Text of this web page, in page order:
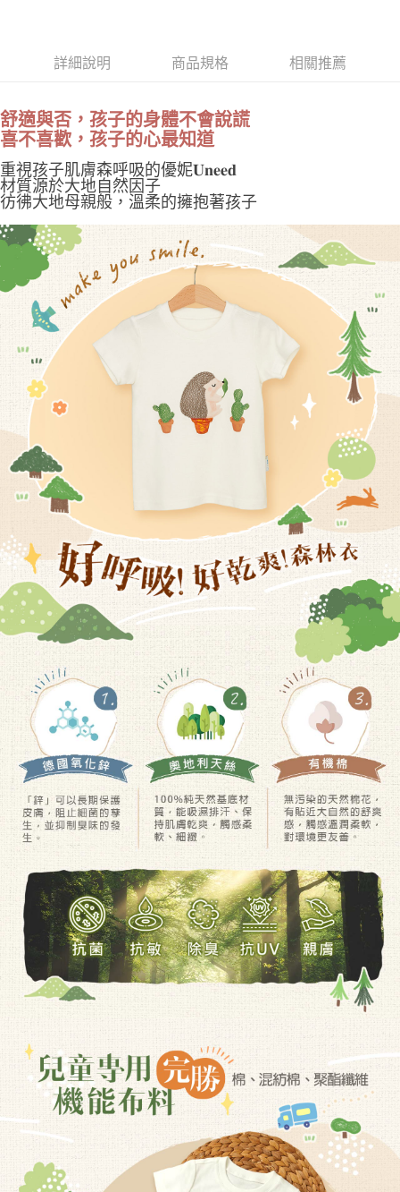
ATM／網路銀行／等多元方式進行付款，方視為交易完成。
後付繳納相關費用。
※ 交易是否成功請以「AFTEE先享後付 」之結帳頁面顯示為準，若有關於
是否繳費成功／繳費後需取消欲退款等相關疑問，請聯繫「AFTEE先享後付
客戶支援中心」https://netprotections.freshdesk.com/support/home
【注意事項】
１．透過由恩沛科技股份有限公司提供之「AFTEE先享後付」服務完成之交
易，需依本服務之必要範圍內提供個人資料，並將交易相關給付款項請求債
權轉讓予恩沛科技股份有限公司。
２．關於個人資料處理事宜，請瀏覽以下網址：
https://aftee.tw/terms/#terms3
３．未成年的使用者請事先徵得法定代理人或監護人之同意方可使用
「AFTEE先享後付」，若未經同意申辦者引起之損失，本公司不負相關責
任。
４．使用「AFTEE先享後付」時，將依據個別帳號之用戶狀況，依本公司即
時審查核予不同之上限額度；若仍有額度不足之情形，本公司將視審查結果
請求用戶進行身份認證。
５．嚴禁一人註冊多個帳號或使用他人資訊註冊。若發現惡意使用之情形，
恩沛科技股份有限公司將有權停止該用戶之使用額度並採取法律行動。
付款後 7-11取貨
宅配
國家/地區配送
詳細說明 商品規格 相關推薦
舒適與否，孩子的身體不會說謊
喜不喜歡，孩子的心最知道
重視孩子肌膚森呼吸的優妮𝐔𝐧𝐞𝐞𝐝
材質源於大地自然因子
彷彿大地母親般，溫柔的擁抱著孩子